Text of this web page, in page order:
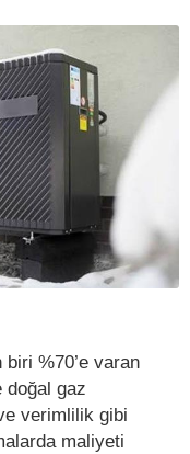
%70’e varan
doğal gaz
verimlilik gibi
maliyeti